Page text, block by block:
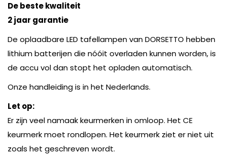
De beste kwaliteit
2 jaar garantie
De oplaadbare LED tafellampen van DORSETTO hebben
lithium batterijen die nóóit overladen kunnen worden, is
de accu vol dan stopt het opladen automatisch.
Onze handleiding is in het Nederlands.
Let op:
Er zijn veel namaak keurmerken in omloop. Het CE
keurmerk moet rondlopen. Het keurmerk ziet er niet uit
zoals het geschreven wordt.